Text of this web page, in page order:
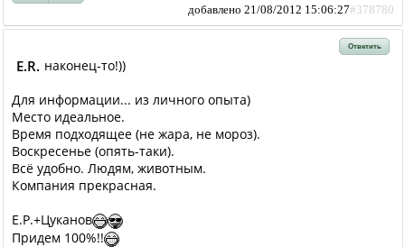
добавлено 21/08/2012 15:06:27#378780
Ответить
E.R. наконец-то!))
Для информации... из личного опыта)
Место идеальное.
Время подходящее (не жара, не мороз).
Воскресенье (опять-таки).
Всё удобно. Людям, животным.
Компания прекрасная.
Е.Р.+Цуканов
Придем 100%!!